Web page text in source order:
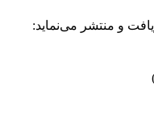
و منتشر می‌نماید: